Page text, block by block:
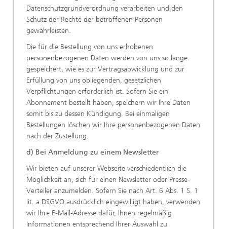
Datenschutzgrundverordnung verarbeiten und den
Schutz der Rechte der betroffenen Personen
gewährleisten.
Die für die Bestellung von uns erhobenen
personenbezogenen Daten werden von uns so lange
gespeichert, wie es zur Vertragsabwicklung und zur
Erfüllung von uns obliegenden, gesetzlichen
Verpflichtungen erforderlich ist. Sofern Sie ein
Abonnement bestellt haben, speichern wir Ihre Daten
somit bis zu dessen Kündigung. Bei einmaligen
Bestellungen löschen wir Ihre personenbezogenen Daten
nach der Zustellung.
d) Bei Anmeldung zu einem Newsletter
Wir bieten auf unserer Webseite verschiedentlich die
Möglichkeit an, sich für einen Newsletter oder Presse-
Verteiler anzumelden. Sofern Sie nach Art. 6 Abs. 1 S. 1
lit. a DSGVO ausdrücklich eingewilligt haben, verwenden
wir Ihre E-Mail-Adresse dafür, Ihnen regelmäßig
Informationen entsprechend Ihrer Auswahl zu